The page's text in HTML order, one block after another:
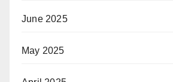
June 2025
May 2025